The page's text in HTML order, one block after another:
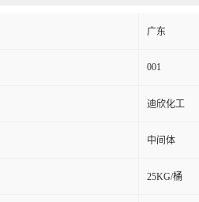
广东
001
迪欣化工
中间体
25KG/桶